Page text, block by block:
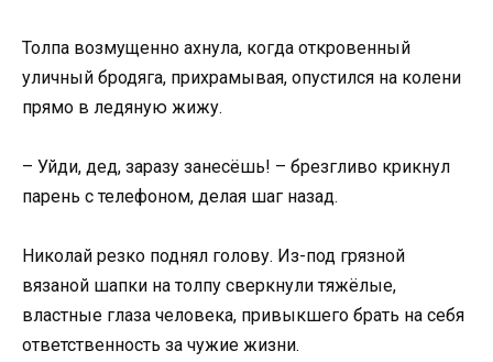
Толпа возмущенно ахнула, когда откровенный
уличный бродяга, прихрамывая, опустился на колени
прямо в ледяную жижу.
– Уйди, дед, заразу занесёшь! – брезгливо крикнул
парень с телефоном, делая шаг назад.
Николай резко поднял голову. Из-под грязной
вязаной шапки на толпу сверкнули тяжёлые,
властные глаза человека, привыкшего брать на себя
ответственность за чужие жизни.